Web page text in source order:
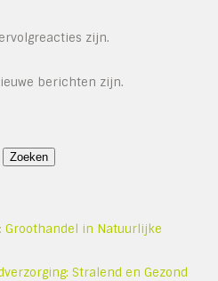
zijn.
berichten zijn.
Zoeken
Groothandel in Natuurlijke
Stralend en Gezond